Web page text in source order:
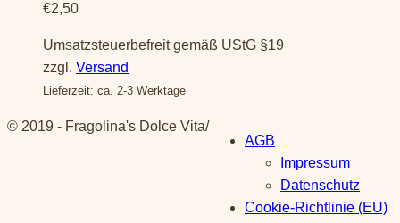
€2,50
Umsatzsteuerbefreit gemäß UStG §19
zzgl. Versand
Lieferzeit: ca. 2-3 Werktage
© 2019 - Fragolina's Dolce Vita/
AGB
Impressum
Datenschutz
Cookie-Richtlinie (EU)